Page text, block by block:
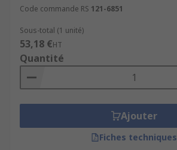
Code commande RS 121-6851
Sous-total (1 unité)
53,18 €HT
Quantité
Ajouter
Fiches techniques